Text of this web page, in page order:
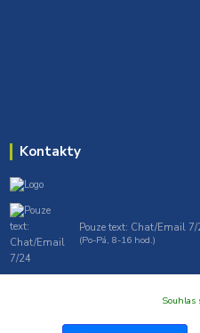
Kontakty
Pouze text: Chat/Email 7/
(Po-Pá, 8-16 hod.)
Souhlas